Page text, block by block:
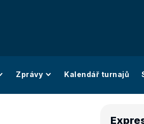
Zprávy Kalendář turnajů